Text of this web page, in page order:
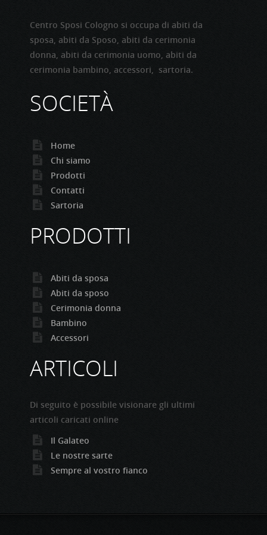
Centro Sposi Cologno si occupa di abiti da
sposa, abiti da Sposo, abiti da cerimonia
donna, abiti da cerimonia uomo, abiti da
cerimonia bambino, accessori, sartoria.
SOCIETÀ
Home
Chi siamo
Prodotti
Contatti
Sartoria
PRODOTTI
Abiti da sposa
Abiti da sposo
Cerimonia donna
Bambino
Accessori
ARTICOLI
Di seguito è possibile visionare gli ultimi
articoli caricati online
Il Galateo
Le nostre sarte
Sempre al vostro fianco